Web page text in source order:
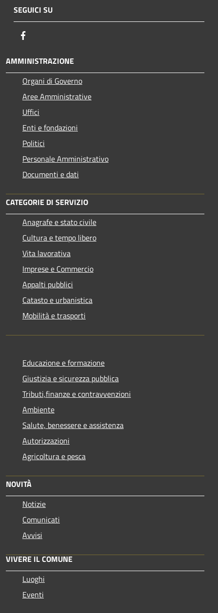
SEGUICI SU
AMMINISTRAZIONE
Organi di Governo
Aree Amministrative
Uffici
Enti e fondazioni
Politici
Personale Amministrativo
Documenti e dati
CATEGORIE DI SERVIZIO
Anagrafe e stato civile
Cultura e tempo libero
Vita lavorativa
Imprese e Commercio
Appalti pubblici
Catasto e urbanistica
Mobilità e trasporti
Educazione e formazione
Giustizia e sicurezza pubblica
Tributi,finanze e contravvenzioni
Ambiente
Salute, benessere e assistenza
Autorizzazioni
Agricoltura e pesca
NOVITÀ
Notizie
Comunicati
Avvisi
VIVERE IL COMUNE
Luoghi
Eventi